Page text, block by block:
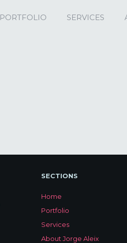
PORTFOLIO SERVICES
SECTIONS
Home
Portfolio
Services
About Jorge Aleix